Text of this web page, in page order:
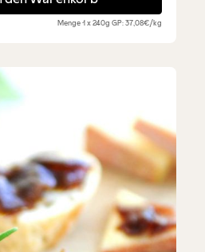
Menge1 x 240gGP: 37,08€/kg